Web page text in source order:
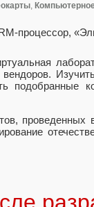
,
подобранные
проведенных